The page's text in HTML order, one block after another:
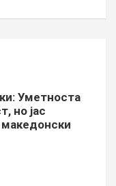
Уметноста
но јас